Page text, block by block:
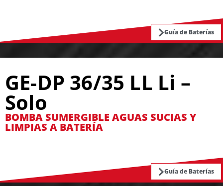
Guía de Baterías
GE-DP 36/35 LL Li –
Solo
BOMBA SUMERGIBLE AGUAS SUCIAS Y
LIMPIAS A BATERÍA
Guía de Baterías